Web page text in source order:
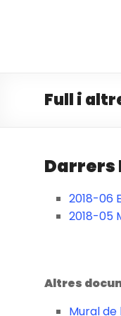
Full i
Darrers
2018-06
2018-05
Altres
Mural